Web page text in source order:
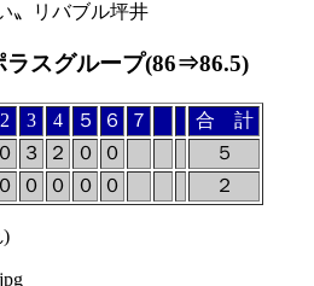
〟リバブル坪井
ラスグループ(86⇒86.5)
2 3 4 ５ ６ ７
合 計
０ ３ ２ ０ ０
５
０ ０ ０ ０ ０ ２
)